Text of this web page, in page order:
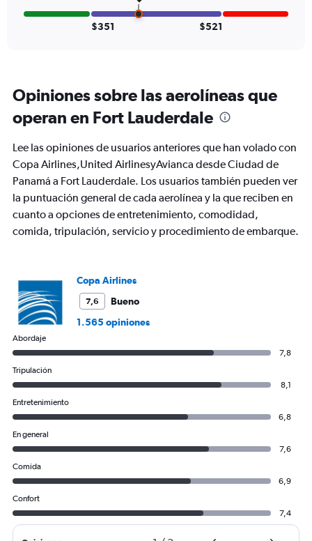
0
$351 $521
Opiniones sobre las aerolíneas que
operan en Fort Lauderdale
Lee las opiniones de usuarios anteriores que han volado con
Copa Airlines,United AirlinesyAvianca desde Ciudad de
Panamá a Fort Lauderdale. Los usuarios también pueden ver
la puntuación general de cada aerolínea y la que reciben en
cuanto a opciones de entretenimiento, comodidad,
comida, tripulación, servicio y procedimiento de embarque.
Copa Airlines
7,6
Bueno
1.565 opiniones
Abordaje
7,8
Tripulación
8,1
Entretenimiento
6,8
En general
7,6
Comida
6,9
Confort
7,4